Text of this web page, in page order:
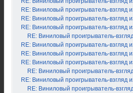
RE: Виниловый проигрыватель-взгляд
RE: Виниловый проигрыватель-взгляд
RE: Виниловый проигрыватель-взгляд
RE: Виниловый проигрыватель-
RE: Виниловый проигрыватель-взгляд
RE: Виниловый проигрыватель-взгляд
RE: Виниловый проигрыватель-взгляд
RE: Виниловый проигрыватель-
RE: Виниловый проигрыватель-взгляд
RE: Виниловый проигрыватель-